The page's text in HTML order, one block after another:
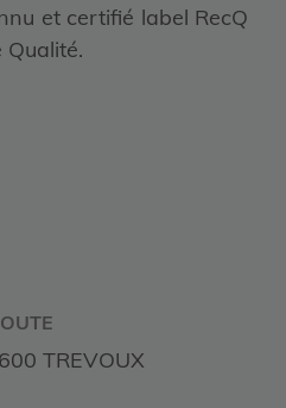
et certifié label RecQ
TREVOUX